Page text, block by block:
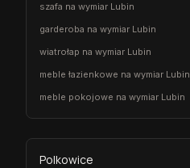
szafa na wymiar Lubin
garderoba na wymiar Lubin
wiatrołap na wymiar Lubin
meble łazienkowe na wymiar Lubin
meble pokojowe na wymiar Lubin
Polkowice